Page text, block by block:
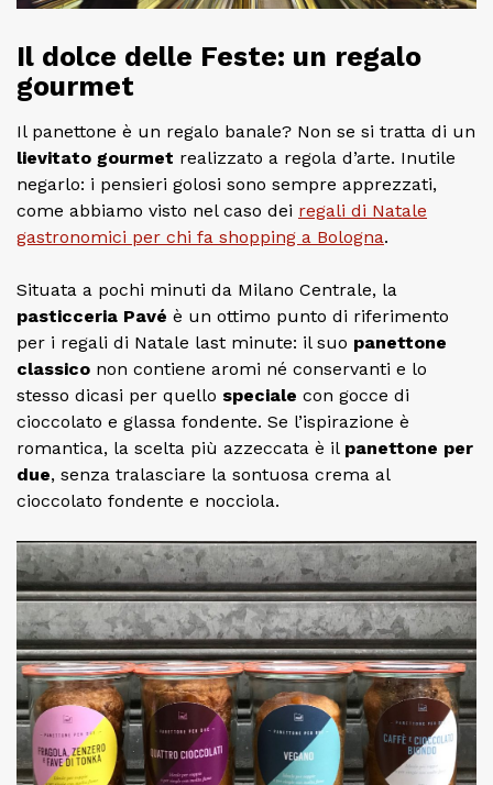
Il dolce delle Feste: un regalo
gourmet
Il panettone è un regalo banale? Non se si tratta di un
lievitato gourmet realizzato a regola d’arte. Inutile
negarlo: i pensieri golosi sono sempre apprezzati,
come abbiamo visto nel caso dei regali di Natale
gastronomici per chi fa shopping a Bologna.
Situata a pochi minuti da Milano Centrale, la
pasticceria Pavé è un ottimo punto di riferimento
per i regali di Natale last minute: il suo panettone
classico non contiene aromi né conservanti e lo
stesso dicasi per quello speciale con gocce di
cioccolato e glassa fondente. Se l’ispirazione è
romantica, la scelta più azzeccata è il panettone per
due, senza tralasciare la sontuosa crema al
cioccolato fondente e nocciola.